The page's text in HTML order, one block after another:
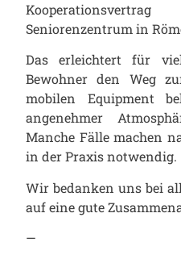
Seniorenzentrum in
Das erleichtert für
Bewohner den Weg
mobilen Equipment
angenehmer
Manche Fälle machen
in der Praxis notwendig.
Wir bedanken uns bei
auf eine gute
—